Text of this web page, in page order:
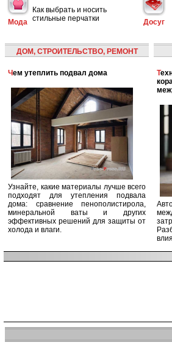
Мода
Как выбрать и носить
стильные перчатки
Досуг
ДОМ, СТРОИТЕЛЬСТВО, РЕМОНТ
Чем утеплить подвал дома
Узнайте, какие материалы лучше всего
подходят для утепления подвала
дома: сравнение пенополистирола,
минеральной ваты и других
эффективных решений для защиты от
холода и влаги.
Технологии в сфере автономных